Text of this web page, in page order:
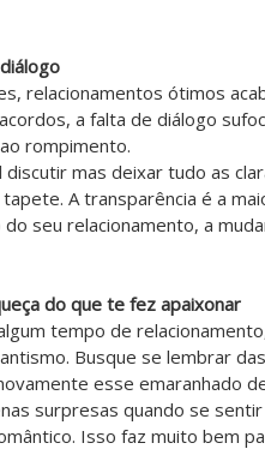
relacionamentos ótimos
a falta de diálogo
rompimento.
discutir mas deixar tudo as
A transparência é a
seu relacionamento, a
do que te fez apaixonar
tempo de
Busque se lembrar
esse emaranhado
surpresas quando se
Isso faz muito bem